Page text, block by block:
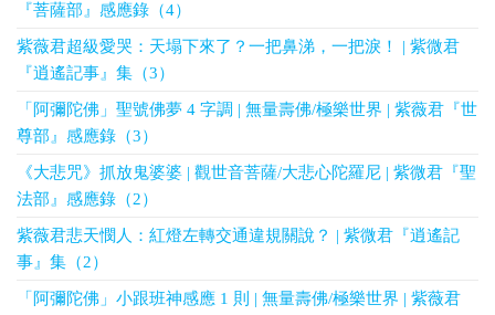
『菩薩部』感應錄（4）
紫薇君超級愛哭：天塌下來了？一把鼻涕，一把淚！ | 紫微君
『逍遙記事』集（3）
「阿彌陀佛」聖號佛夢 4 字調 | 無量壽佛/極樂世界 | 紫薇君『世
尊部』感應錄（3）
《大悲咒》抓放鬼婆婆 | 觀世音菩薩/大悲心陀羅尼 | 紫微君『聖
法部』感應錄（2）
紫薇君悲天憫人：紅燈左轉交通違規關說？ | 紫微君『逍遙記
事』集（2）
「阿彌陀佛」小跟班神感應 1 則 | 無量壽佛/極樂世界 | 紫薇君